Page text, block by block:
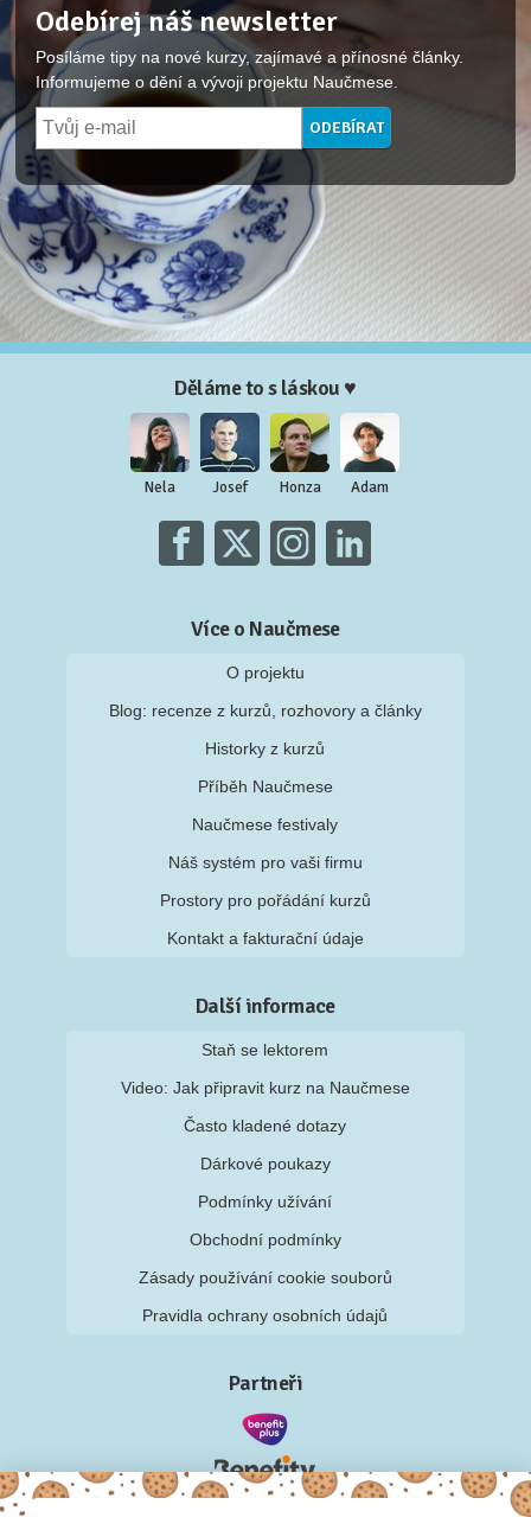
Odebírej náš newsletter
Posíláme tipy na nové kurzy, zajímavé a přínosné články.
Informujeme o dění a vývoji projektu Naučmese.
Děláme to s láskou ♥
Nela Josef Honza Adam
Více o Naučmese
O projektu
Blog: recenze z kurzů, rozhovory a články
Historky z kurzů
Příběh Naučmese
Naučmese festivaly
Náš systém pro vaši firmu
Prostory pro pořádání kurzů
Kontakt a fakturační údaje
Další informace
Staň se lektorem
Video: Jak připravit kurz na Naučmese
Často kladené dotazy
Dárkové poukazy
Podmínky užívání
Obchodní podmínky
Zásady používání cookie souborů
Pravidla ochrany osobních údajů
Partneři